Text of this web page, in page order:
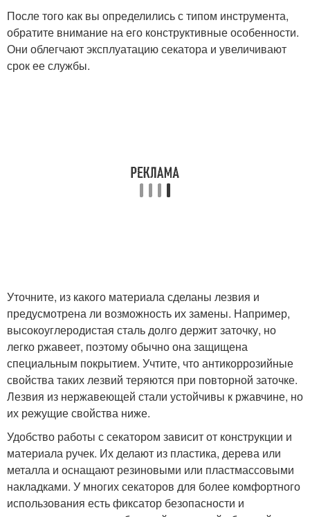
После того как вы определились с типом инструмента,
обратите внимание на его конструктивные особенности.
Они облегчают эксплуатацию секатора и увеличивают
срок ее службы.
Уточните, из какого материала сделаны лезвия и
предусмотрена ли возможность их замены. Например,
высокоуглеродистая сталь долго держит заточку, но
легко ржавеет, поэтому обычно она защищена
специальным покрытием. Учтите, что антикоррозийные
свойства таких лезвий теряются при повторной заточке.
Лезвия из нержавеющей стали устойчивы к ржавчине, но
их режущие свойства ниже.
Удобство работы с секатором зависит от конструкции и
материала ручек. Их делают из пластика, дерева или
металла и оснащают резиновыми или пластмассовыми
накладками. У многих секаторов для более комфортного
использования есть фиксатор безопасности и